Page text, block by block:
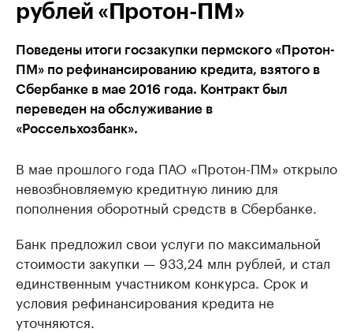
рублей «Протон-ПМ»
Поведены итоги госзакупки пермского «Протон-
ПМ» по рефинансированию кредита, взятого в
Сбербанке в мае 2016 года. Контракт был
переведен на обслуживание в
«Россельхозбанк».
В мае прошлого года ПАО «Протон-ПМ» открыло
невозбновляемую кредитную линию для
пополнения оборотный средств в Сбербанке.
Банк предложил свои услуги по максимальной
стоимости закупки — 933,24 млн рублей, и стал
единственным участником конкурса. Срок и
условия рефинансирования кредита не
уточняются.